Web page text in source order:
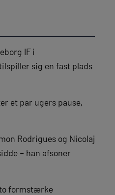
IF i
sig en fast plads
et par ugers pause,
Rodrigues og Nicolaj
– han afsoner
to formstærke